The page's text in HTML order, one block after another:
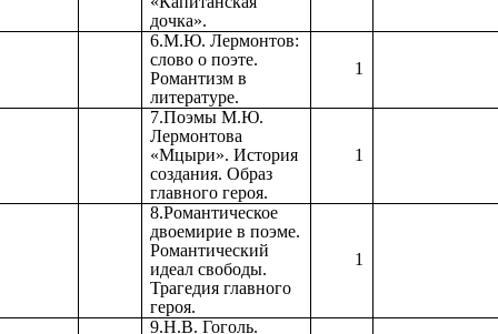
дочка».
6.М.Ю. Лермонтов:
слово о поэте.
Романтизм в
литературе.
1
7.Поэмы М.Ю.
Лермонтова
«Мцыри». История
создания. Образ
главного героя.
1
8.Романтическое
двоемирие в поэме.
Романтический
идеал свободы.
Трагедия главного
героя.
1
9.Н.В. Гоголь.